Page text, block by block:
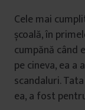
Cele mai
școală, în
cumpănă când
pe cineva, ea a
scandaluri.
ea, a fost